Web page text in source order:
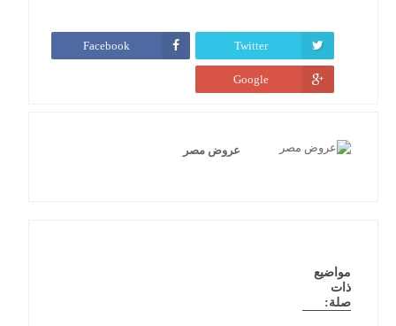
Twitter
Facebook
Google
عروض مصر
مواضيع
ذات
صلة: